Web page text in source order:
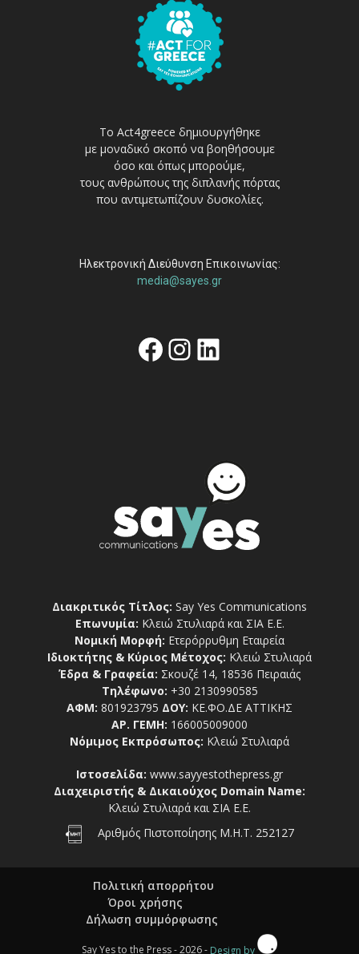
Το Act4greece δημιουργήθηκε
με μοναδικό σκοπό να βοηθήσουμε
όσο και όπως μπορούμε,
τους ανθρώπους της διπλανής πόρτας
που αντιμετωπίζουν δυσκολίες.
Ηλεκτρονική Διεύθυνση Επικοινωνίας:
media@sayes.gr
Facebook
Instagram
Linkedin
Διακριτικός Τίτλος: Say Yes Communications
Επωνυμία: Κλειώ Στυλιαρά και ΣΙΑ Ε.Ε.
Νομική Μορφή: Ετερόρρυθμη Εταιρεία
Ιδιοκτήτης & Κύριος Μέτοχος: Κλειώ Στυλιαρά
Έδρα & Γραφεία: Σκουζέ 14, 18536 Πειραιάς
Τηλέφωνο: +30 2130990585
ΑΦΜ: 801923795 ΔΟΥ: ΚΕ.ΦΟ.ΔΕ ΑΤΤΙΚΗΣ
ΑΡ. ΓΕΜΗ: 166005009000
Νόμιμος Εκπρόσωπος: Κλειώ Στυλιαρά
Ιστοσελίδα: www.sayyestothepress.gr
Διαχειριστής & Δικαιούχος Domain Name:
Κλειώ Στυλιαρά και ΣΙΑ Ε.Ε.
Αριθμός Πιστοποίησης Μ.Η.Τ. 252127
Πολιτική απορρήτου
Όροι χρήσης
Δήλωση συμμόρφωσης
Say Yes to the Press - 2026 - Design by